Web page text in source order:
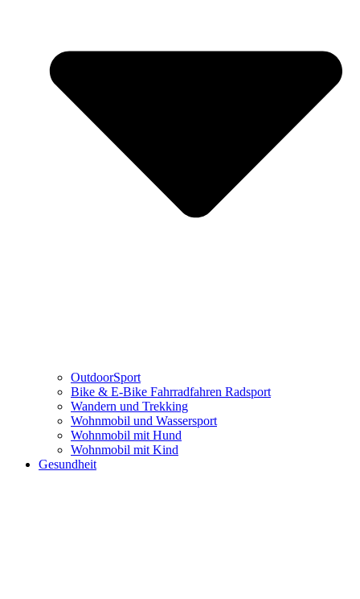
OutdoorSport
Bike & E-Bike Fahrradfahren Radsport
Wandern und Trekking
Wohnmobil und Wassersport
Wohnmobil mit Hund
Wohnmobil mit Kind
Gesundheit